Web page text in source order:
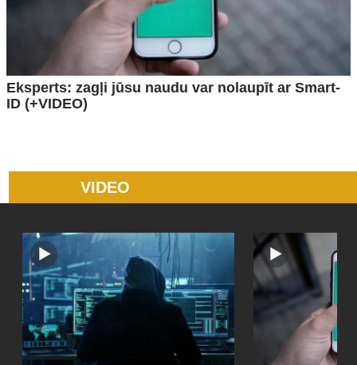
Eksperts: zagļi jūsu naudu var nolaupīt ar Smart-
ID (+VIDEO)
VIDEO